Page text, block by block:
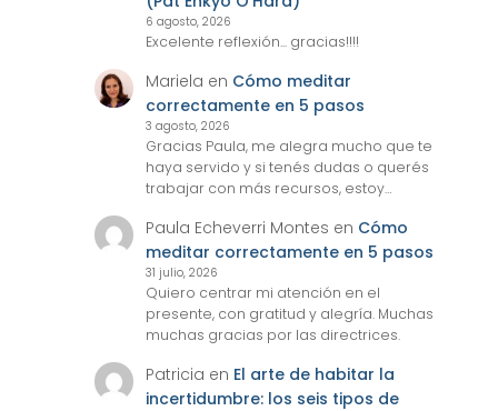
6 agosto, 2026
Excelente reflexión... gracias!!!!
Mariela en Cómo meditar
correctamente en 5 pasos
3 agosto, 2026
Gracias Paula, me alegra mucho que te
haya servido y si tenés dudas o querés
trabajar con más recursos, estoy…
Paula Echeverri Montes en Cómo
meditar correctamente en 5 pasos
31 julio, 2026
Quiero centrar mi atención en el
presente, con gratitud y alegría. Muchas
muchas gracias por las directrices.
Patricia en El arte de habitar la
incertidumbre: los seis tipos de